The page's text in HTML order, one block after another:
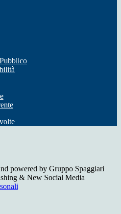
volte
powered by Gruppo Spaggiari
& New Social Media